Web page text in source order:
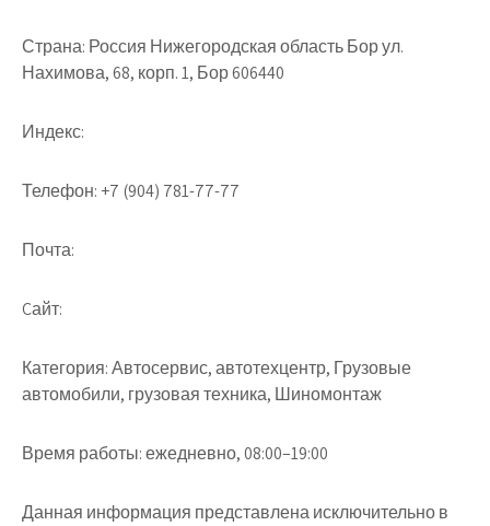
Страна: Россия Нижегородская область Бор ул.
Нахимова, 68, корп. 1, Бор 606440
Индекс:
Телефон: +7 (904) 781-77-77
Почта:
Cайт:
Категория:Автосервис, автотехцентр, Грузовые
автомобили, грузовая техника, Шиномонтаж
Время работы:ежедневно, 08:00–19:00
Данная информация представлена исключительно в